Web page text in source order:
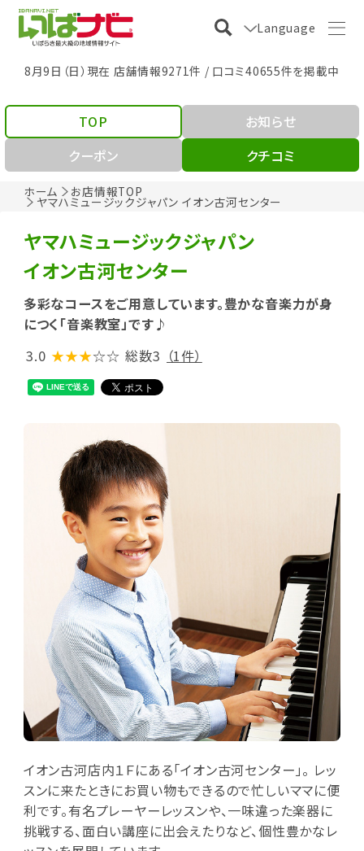
Language
8月9日（日）現在 店舗情報9271件 / 口コミ40655件を掲載中
ホーム お店情報TOP
ヤマハミュージックジャパン イオン古河センター
TOP
お知らせ
クーポン
クチコミ
ヤマハミュージックジャパン
イオン古河センター
多彩なコースをご用意しています。豊かな音楽力が身
につく「音楽教室」です♪
3.0 ★★★☆☆ 総数3 （1件）
イオン古河店内１Ｆにある「イオン古河センター」。 レッ
スンに来たときにお買い物もできるので忙しいママに便
利です。有名プレーヤーレッスンや、一味違った楽器に
挑戦する、面白い講座に出会えたりなど、個性豊かなレ